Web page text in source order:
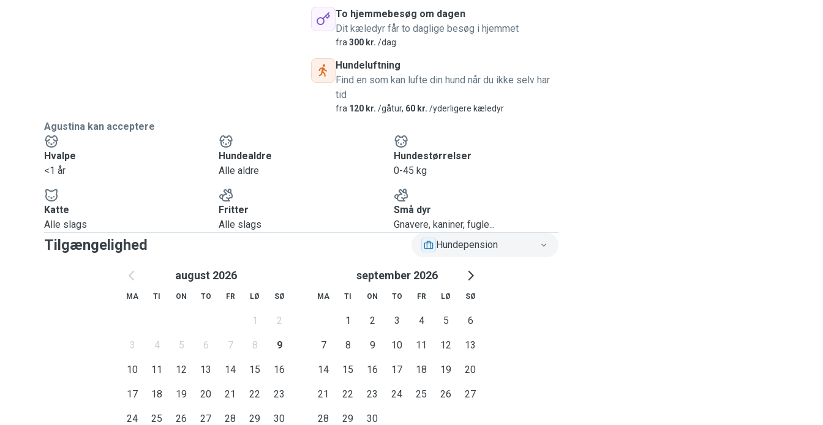
To hjemmebesøg om dagen
Dit kæledyr får to daglige besøg i hjemmet
fra 300 kr. /dag
Hundeluftning
Find en som kan lufte din hund når du ikke selv har
tid
fra 120 kr. /gåtur, 60 kr. /yderligere kæledyr
Agustina kan acceptere
Hvalpe
<1 år
Hundealdre
Alle aldre
Hundestørrelser
0-45 kg
Katte
Alle slags
Fritter
Alle slags
Små dyr
Gnavere, kaniner, fugle...
Tilgængelighed Hundepension
august 2026
MA TI ON TO FR LØ SØ
1 2
3 4 5 6 7 8 9
10 11 12 13 14 15 16
17 18 19 20 21 22 23
24 25 26 27 28 29 30
september 2026
MA TI ON TO FR LØ SØ
1 2 3 4 5 6
7 8 9 10 11 12 13
14 15 16 17 18 19 20
21 22 23 24 25 26 27
28 29 30